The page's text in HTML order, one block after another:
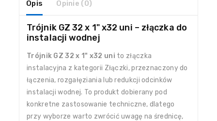
Opis Opinie (0)
Trójnik GZ 32 x 1" x32 uni – złączka do
instalacji wodnej
Trójnik GZ 32 x 1" x32 uni to złączka
instalacyjna z kategorii Złączki, przeznaczony do
łączenia, rozgałęziania lub redukcji odcinków
instalacji wodnej. To produkt dobierany pod
konkretne zastosowanie techniczne, dlatego
przy wyborze warto zwrócić uwagę na średnicę,